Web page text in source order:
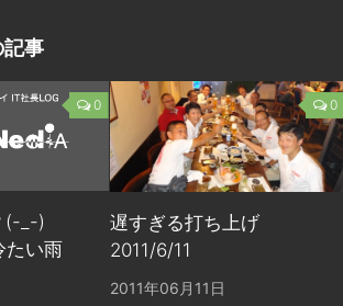
記事
0
(-_-)
い雨
0
遅すぎる打ち上げ
2011/6/11
2011年06月11日